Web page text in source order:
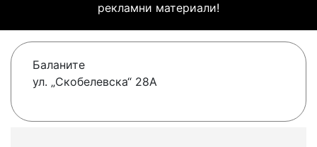
рекламни материали!
Баланите
ул. „Скобелевска“ 28А